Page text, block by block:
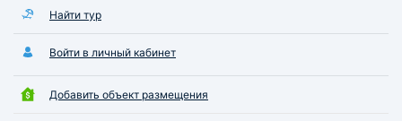
Найти тур
Войти в личный кабинет
Добавить объект размещения